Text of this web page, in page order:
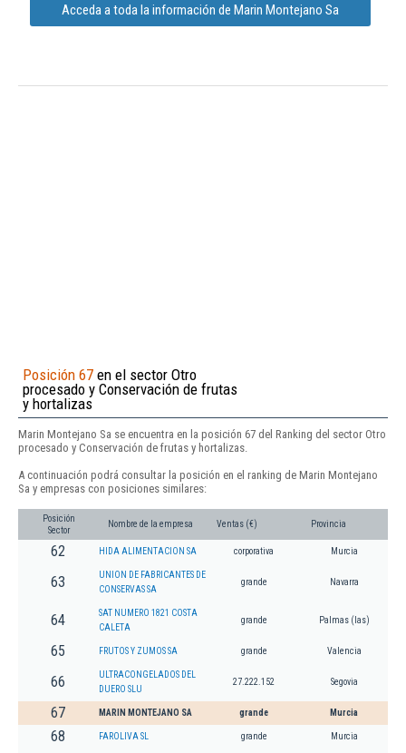
Acceda a toda la información de Marin Montejano Sa
Posición 67 en el sector Otro
procesado y Conservación de frutas
y hortalizas
Marin Montejano Sa se encuentra en la posición 67 del Ranking del sector Otro
procesado y Conservación de frutas y hortalizas.
A continuación podrá consultar la posición en el ranking de Marin Montejano
Sa y empresas con posiciones similares:
Posición
Sector
Nombre de la empresa Ventas (€) Provincia
62 HIDA ALIMENTACION SA corporativa Murcia
63
UNION DE FABRICANTES DE
CONSERVAS SA
grande Navarra
64
SAT NUMERO 1821 COSTA
CALETA
grande Palmas (las)
65 FRUTOS Y ZUMOS SA grande Valencia
66
ULTRACONGELADOS DEL
DUERO SLU
27.222.152 Segovia
67 MARIN MONTEJANO SA grande Murcia
68 FAROLIVA SL grande Murcia